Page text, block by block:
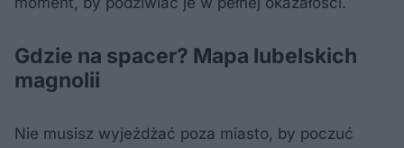
Gdzie na spacer? Mapa lubelskich
magnolii
Nie musisz wyjeżdżać poza miasto, by poczuć